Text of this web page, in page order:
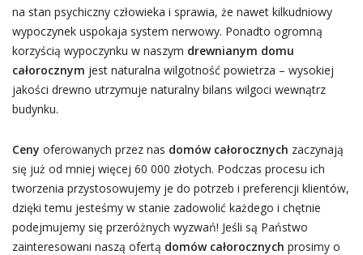
na stan psychiczny człowieka i sprawia, że nawet kilkudniowy
wypoczynek uspokaja system nerwowy. Ponadto ogromną
korzyścią wypoczynku w naszym drewnianym domu
całorocznym jest naturalna wilgotność powietrza – wysokiej
jakości drewno utrzymuje naturalny bilans wilgoci wewnątrz
budynku.
Ceny oferowanych przez nas domów całorocznych zaczynają
się już od mniej więcej 60 000 złotych. Podczas procesu ich
tworzenia przystosowujemy je do potrzeb i preferencji klientów,
dzięki temu jesteśmy w stanie zadowolić każdego i chętnie
podejmujemy się przeróżnych wyzwań! Jeśli są Państwo
zainteresowani naszą ofertą domów całorocznych prosimy o